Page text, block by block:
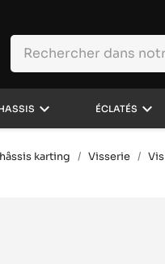
keyboard_arrow_down ÉCLATÉS keyboard_arrow_down
karting Visserie Vis